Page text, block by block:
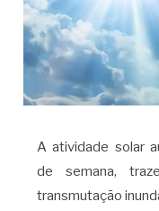
A atividade solar
de semana,
transmutação